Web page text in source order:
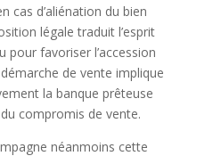
cas d’aliénation du bien
légale traduit l’esprit
favoriser l’accession
de vente implique
la banque prêteuse
compromis de vente.
néanmoins cette